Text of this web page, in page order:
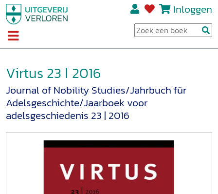
Inloggen
Virtus 23 ǀ 2016
Journal of Nobility Studies/Jahrbuch für
Adelsgeschichte/Jaarboek voor
adelsgeschiedenis 23 | 2016